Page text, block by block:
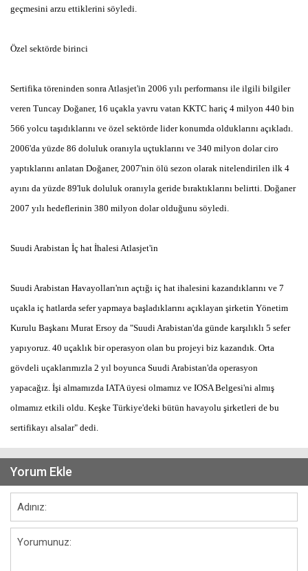
geçmesini arzu ettiklerini söyledi.
Özel sektörde birinci
Sertifika töreninden sonra Atlasjet'in 2006 yılı performansı ile ilgili bilgiler
veren Tuncay Doğaner, 16 uçakla yavru vatan KKTC hariç 4 milyon 440 bin
566 yolcu taşıdıklarını ve özel sektörde lider konumda olduklarını açıkladı.
2006'da yüzde 86 doluluk oranıyla uçtuklarını ve 340 milyon dolar ciro
yaptıklarını anlatan Doğaner, 2007'nin ölü sezon olarak nitelendirilen ilk 4
ayını da yüzde 89'luk doluluk oranıyla geride bıraktıklarını belirtti. Doğaner
2007 yılı hedeflerinin 380 milyon dolar olduğunu söyledi.
Suudi Arabistan İç hat İhalesi Atlasjet'in
Suudi Arabistan Havayolları'nın açtığı iç hat ihalesini kazandıklarını ve 7
uçakla iç hatlarda sefer yapmaya başladıklarını açıklayan şirketin Yönetim
Kurulu Başkanı Murat Ersoy da "Suudi Arabistan'da günde karşılıklı 5 sefer
yapıyoruz. 40 uçaklık bir operasyon olan bu projeyi biz kazandık. Orta
gövdeli uçaklarımızla 2 yıl boyunca Suudi Arabistan'da operasyon
yapacağız. İşi almamızda IATA üyesi olmamız ve IOSA Belgesi'ni almış
olmamız etkili oldu. Keşke Türkiye'deki bütün havayolu şirketleri de bu
sertifikayı alsalar" dedi.
Yorum Ekle